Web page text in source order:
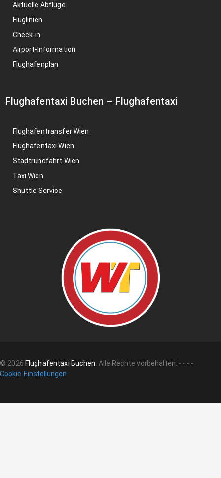
Aktuelle Abflüge
Fluglinien
Check-in
Airport-Information
Flughafenplan
Flughafentaxi Buchen – Flughafentaxi
Flughafentransfer Wien
Flughafentaxi Wien
Stadtrundfahrt Wien
Taxi Wien
Shuttle Service
© 2026 Flughafentaxi Buchen. Alle Rechte vorbehalten. - - - -
Cookie-Einstellungen